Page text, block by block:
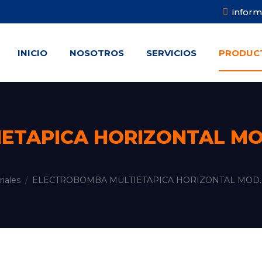
INICIO NOSOTROS SERVICIOS
HORIZONTAL
ELECTROBOMBA MULTIETAPICA HORIZONTAL